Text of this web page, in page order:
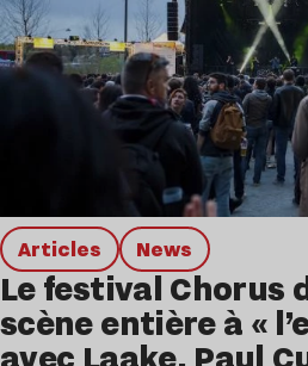
Articles news
Le festival Chorus
scène entière à «